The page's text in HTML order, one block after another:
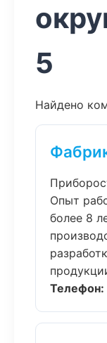
5
Найдено
Опыт
более 8
Телефон: